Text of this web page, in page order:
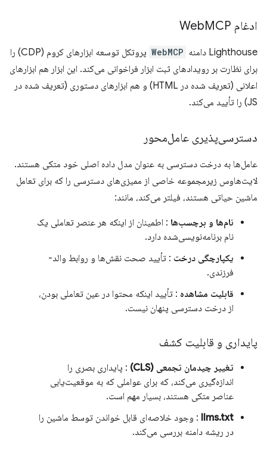
ادغام Web MCP
Lighthouse دامنه WebMCP
پروتکل توسعه ابزارهای کروم (CDP) را
برای نظارت بر رویدادهای ثبت ابزار فراخوانی می‌کند. این ابزار هم ابزارهای
اعلانی (تعریف شده در HTML) و هم ابزارهای دستوری (تعریف شده در
JS) را تأیید می‌کند.
دسترسی‌پذیری عامل‌محور
عامل‌ها به درخت دسترسی به عنوان مدل داده اصلی خود متکی هستند.
لایت‌هاوس زیرمجموعه خاصی از ممیزی‌های دسترسی را که برای تعامل
ماشین حیاتی هستند، فیلتر می‌کند، مانند:
نام‌ها و برچسب‌ها : اطمینان از اینکه هر عنصر تعاملی یک
نام برنامه‌نویسی‌شده دارد.
یکپارچگی درخت : تأیید صحت نقش‌ها و روابط والد-
فرزندی.
قابلیت مشاهده : تأیید اینکه محتوا در عین تعاملی بودن،
از درخت دسترسی پنهان نیست.
پایداری و قابلیت کشف
تغییر چیدمان تجمعی (CLS)
: پایداری بصری را
اندازه‌گیری می‌کند، که برای عواملی که به موقعیت‌یابی
عناصر متکی هستند، بسیار مهم است.
llms.txt : وجود خلاصه‌ای قابل خواندن توسط ماشین را
در ریشه دامنه بررسی می‌کند.